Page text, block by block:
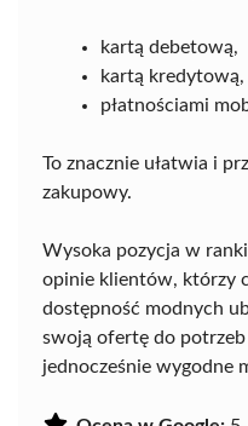
kartą debetową,
kartą kredytową,
płatnościami
To znacznie ułatwia i
zakupowy.
Wysoka pozycja w
opinie klientów, którzy
dostępność modnych
swoją ofertę do
jednocześnie wygodne